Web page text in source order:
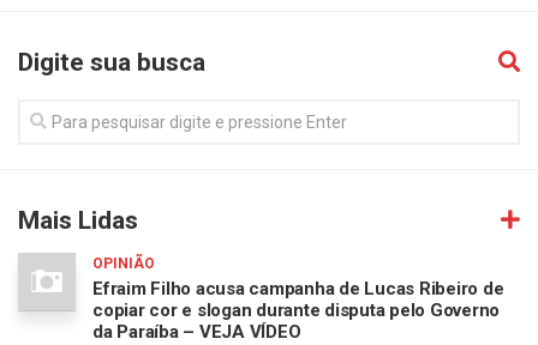
Digite sua busca
Mais Lidas
OPINIÃO
Efraim Filho acusa campanha de Lucas Ribeiro de
copiar cor e slogan durante disputa pelo Governo
da Paraíba – VEJA VÍDEO